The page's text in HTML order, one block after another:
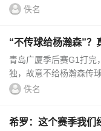
场均14.1分5.9篮板4.4
佚名
“不传球给杨瀚森”？
青岛广厦季后赛G1打完
独，故意不给杨瀚森传
跑断腿这句话是真没说
佚名
希罗：这个赛季我们